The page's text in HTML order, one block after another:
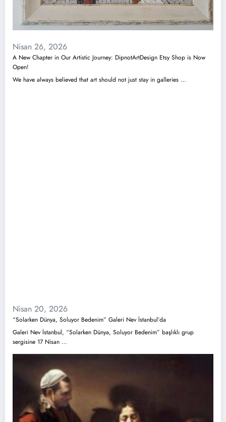
Nisan 26, 2026
A New Chapter in Our Artistic Journey: DipnotArtDesign Etsy Shop is Now
Open!
We have always believed that art should not just stay in galleries …
Nisan 20, 2026
“Solarken Dünya, Soluyor Bedenim” Galeri Nev İstanbul’da
Galeri Nev İstanbul, “Solarken Dünya, Soluyor Bedenim” başlıklı grup
sergisine 17 Nisan …